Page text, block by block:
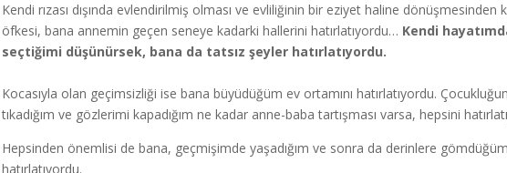
Kendi rızası dışında evlendirilmiş olması ve evliliğinin bir eziyet haline dönüşmesinden
öfkesi, bana annemin geçen seneye kadarki hallerini hatırlatıyordu… Kendi
seçtiğimi düşünürsek, bana da tatsız şeyler hatırlatıyordu.
Kocasıyla olan geçimsizliği ise bana büyüdüğüm ev ortamını hatırlatıyordu.
tıkadığım ve gözlerimi kapadığım ne kadar anne-baba tartışması varsa, hepsini
Hepsinden önemlisi de bana, geçmişimde yaşadığım ve sonra da derinlere
hatırlatıyordu.